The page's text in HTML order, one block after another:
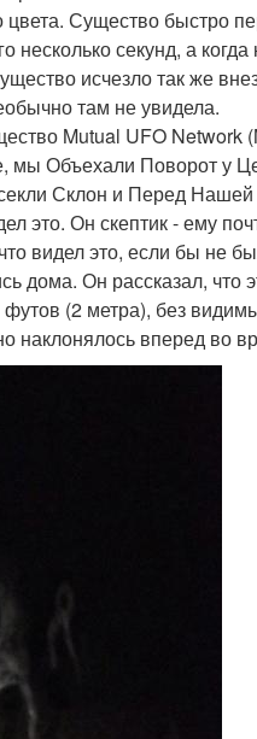
Существо быстро
секунд, а когда
исчезло так же
там не увидела.
Mutual UFO Network
мы Объехали Поворот у
Склон и Перед Нашей
Он скептик - ему
видел это, если бы не
дома. Он рассказал, что
(2 метра), без
наклонялось вперед во